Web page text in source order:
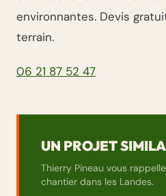
environnantes. Devis
terrain.
06 21 87 52 47
UN PROJET
Thierry Pineau vous
chantier dans les Landes.